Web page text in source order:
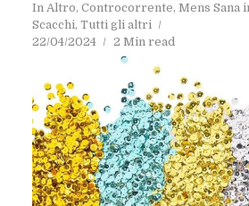
In Altro, Controcorrente, Mens Sana
Scacchi, Tutti gli altri
22/04/2024
2 Min read